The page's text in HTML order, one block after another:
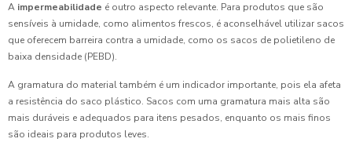
A impermeabilidade é outro aspecto relevante. Para produtos que são
sensíveis à umidade, como alimentos frescos, é aconselhável utilizar sacos
que oferecem barreira contra a umidade, como os sacos de polietileno de
baixa densidade (PEBD).
A gramatura do material também é um indicador importante, pois ela afeta
a resistência do saco plástico. Sacos com uma gramatura mais alta são
mais duráveis e adequados para itens pesados, enquanto os mais finos
são ideais para produtos leves.